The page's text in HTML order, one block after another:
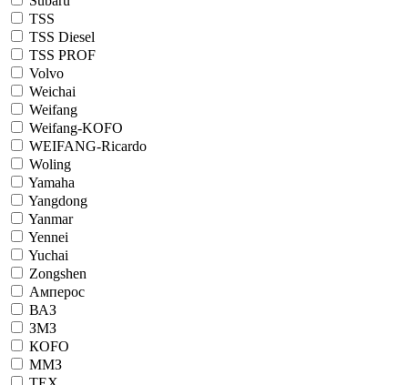
TSS
TSS Diesel
TSS PROF
Volvo
Weichai
Weifang
Weifang-KOFO
WEIFANG-Ricardo
Woling
Yamaha
Yangdong
Yanmar
Yennei
Yuchai
Zongshen
Амперос
ВАЗ
ЗМЗ
КОFO
ММЗ